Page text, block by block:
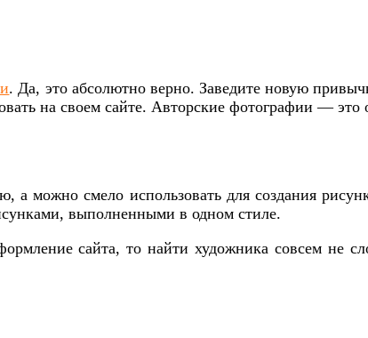
. Да, это абсолютно верно. Заведите новую
на своем сайте. Авторские фотографии — это
а можно смело использовать для создания
выполненными в одном стиле.
сайта, то найти художника совсем не